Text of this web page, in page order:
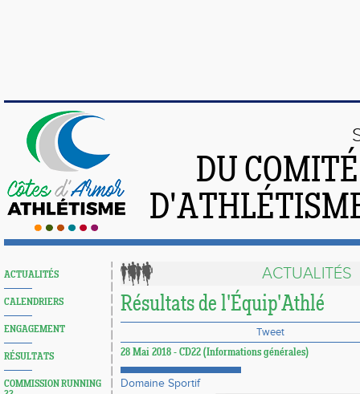
DU
ACTUALITÉS
CALENDRIERS
ENGAGEMENT
RÉSULTATS
COMMISSION RUNNING
ACTUALITÉS
Résultats de l'Équip'Athlé
Tweet
28 Mai 2018 - CD22 (Informations générales)
Domaine Sportif